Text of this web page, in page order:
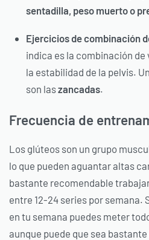
sentadilla, peso muerto o
Ejercicios de combinación
indica es la combinación
la estabilidad de la pelvis.
son laszancadas.
Frecuencia de
Los glúteos son un grupo
lo que pueden aguantar altas
bastante recomendable
entre 12-24 series por semana.
en tu semana puedes meter
aunque puede que sea